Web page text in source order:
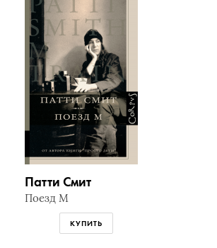
Патти Смит
Поезд М
КУПИТЬ